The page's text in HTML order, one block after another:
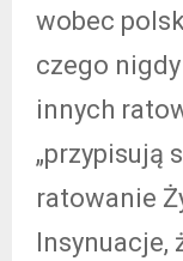
wobec
czego
innych
„przypisują
ratowanie
Insynuacje,